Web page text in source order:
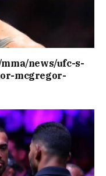
news/ufc-s-
mcgregor-